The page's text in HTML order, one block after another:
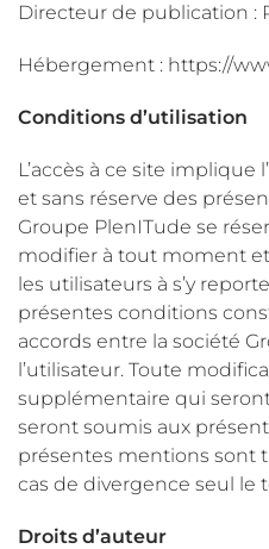
Directeur de publication :
Hébergement : https://
Conditions d’utilisation
L’accès à ce site
et sans réserve des
Groupe PlenITude se
modifier à tout moment
les utilisateurs à s’y
présentes conditions
accords entre la société
l’utilisateur. Toute
supplémentaire qui
seront soumis aux
présentes mentions sont
cas de divergence seul le
Droits d’auteur